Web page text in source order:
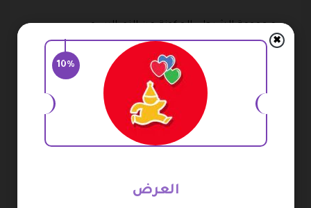
مجموعة الشرطي المكونة من الزي الرسمي
وإكسسوارات المهنة للأطفال.
زي تنكري لمهنة رجل الإطفاء للأطفال.
قميص شرطي أنيق للأطفال.
زي تنكري بسيط لشخصية بيبي بايكر للأطفال الرضع.
10%
✖
العرض